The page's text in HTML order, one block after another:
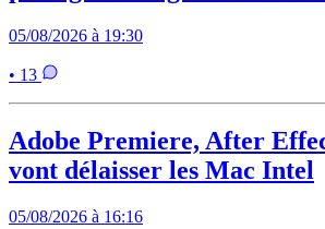
05/08/2026 à 19:30
• 13
Adobe Premiere, After
vont délaisser les Mac Intel
05/08/2026 à 16:16